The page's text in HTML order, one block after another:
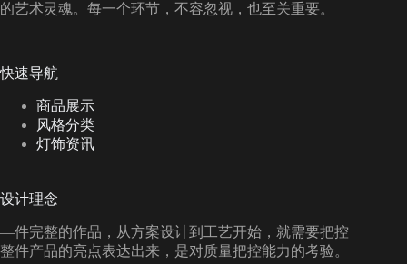
的艺术灵魂。每一个环节，不容忽视，也至关重要。
快速导航
商品展示
风格分类
灯饰资讯
设计理念
—件完整的作品，从方案设计到工艺开始，就需要把控
整件产品的亮点表达出来，是对质量把控能力的考验。